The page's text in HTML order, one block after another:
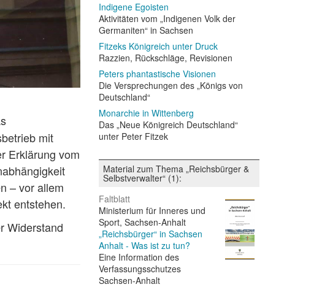
mit
Erklärung vom
– vor allem
entstehen.
Widerstand
Indigene Egoisten
Aktivitäten vom „Indigenen Volk der
Germaniten“ in Sachsen
Fitzeks Königreich unter Druck
Razzien, Rückschläge, Revisionen
Peters phantastische Visionen
Die Versprechungen des „Königs von
Deutschland“
Monarchie in Wittenberg
Das „Neue Königreich Deutschland“
unter Peter Fitzek
Material zum Thema „Reichsbürger &
Selbstverwalter“ (1):
Faltblatt
Ministerium für Inneres und
Sport, Sachsen-Anhalt
„Reichsbürger“ in Sachsen
Anhalt - Was ist zu tun?
Eine Information des
Verfassungsschutzes
Sachsen-Anhalt